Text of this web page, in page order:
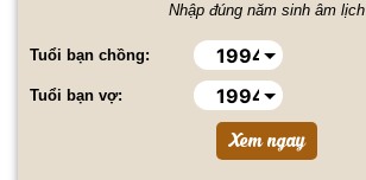
Nhập đúng năm sinh âm lịch
Tuổi bạn chồng:
Tuổi bạn vợ: